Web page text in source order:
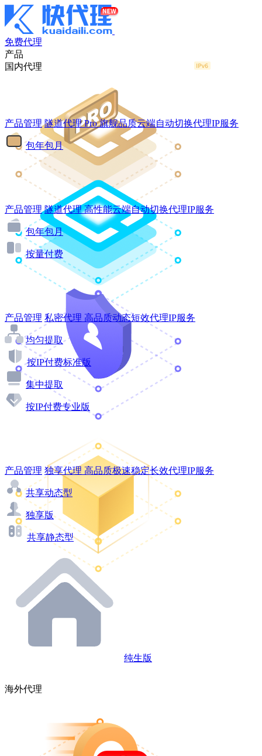
免费代理
产品
国内代理
产品管理 隧道代理Pro 旗舰品质云端自动切换代理IP服务
包年包月
产品管理 隧道代理 高性能云端自动切换代理IP服务
包年包月
按量付费
产品管理 私密代理 高品质动态短效代理IP服务
均匀提取
按IP付费标准版
集中提取
按IP付费专业版
产品管理 独享代理 高品质极速稳定长效代理IP服务
共享动态型
独享版
共享静态型
纯生版
海外代理